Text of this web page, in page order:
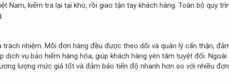
Nam, kiểm tra lại tại kho, rồi giao tận tay khách hàng. Toàn bộ quy
nhiệm. Mỗi đơn hàng đều được theo dõi và quản lý cẩn thận,
vụ bảo hiểm hàng hóa, giúp khách hàng yên tâm tuyệt đối.
lượng mức giá tốt và đảm bảo tiến độ nhanh hơn so với nhiều